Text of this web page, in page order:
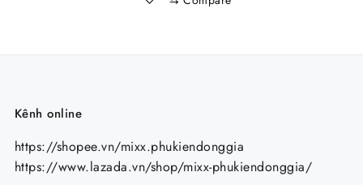
Kênh online
https://shopee.vn/mixx.phukiendonggia
https://www.lazada.vn/shop/mixx-phukiendonggia/